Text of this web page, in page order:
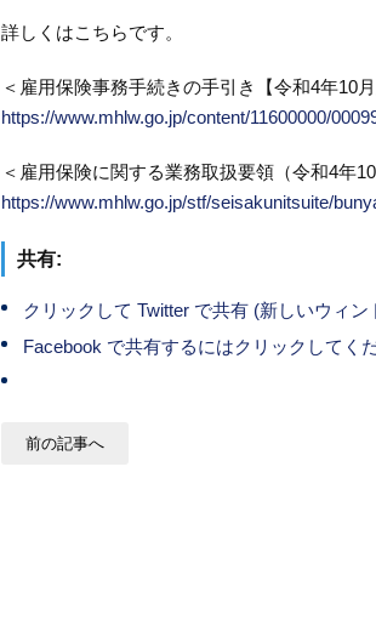
詳しくはこちらです。
＜雇用保険事務手続きの手引き【令和4年10
https://www.mhlw.go.jp/content/11600000/
＜雇用保険に関する業務取扱要領（令和4年
https://www.mhlw.go.jp/stf/seisakunitsuite/
共有:
クリックして Twitter で共有 (新しいウィン
Facebook で共有するにはクリックしてく
前の記事へ